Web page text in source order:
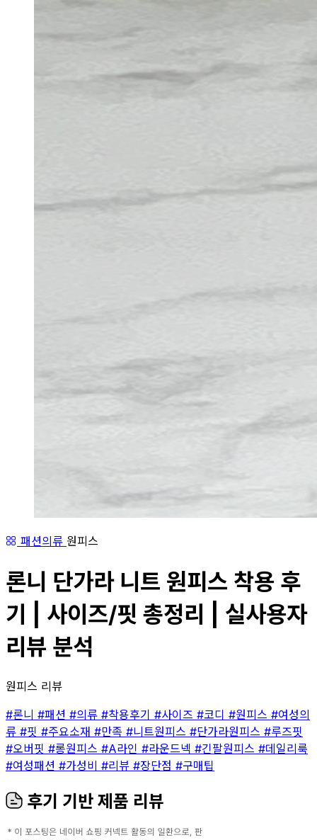
패션의류 원피스
론니 단가라 니트 원피스 착용 후
기 | 사이즈/핏 총정리 | 실사용자
리뷰 분석
원피스 리뷰
#론니 #패션 #의류 #착용후기 #사이즈 #코디 #원피스 #여성의
류 #핏 #주요소재 #만족 #니트원피스 #단가라원피스 #루즈핏
#오버핏 #롱원피스 #A라인 #라운드넥 #긴팔원피스 #데일리룩
#여성패션 #가성비 #리뷰 #장단점 #구매팁
후기 기반 제품 리뷰